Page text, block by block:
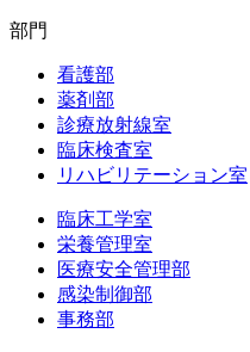
部門
看護部
薬剤部
診療放射線室
臨床検査室
リハビリテーション室
臨床工学室
栄養管理室
医療安全管理部
感染制御部
事務部